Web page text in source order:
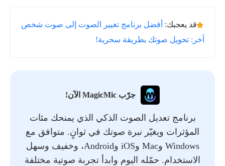
قد يعجبك: أفضل برنامج تغيير الصوت إلى صوت شخص
آخر: تحويل صوتك بطريقة سحرية!
جرّب MagicMic الآن!
برنامج تعديل الصوت الذكي الذي يمنحك مئات
المؤثرات ويغيّر نبرة صوتك في ثوانٍ. متوافق مع
Windows وMac وiOS وAndroid، وخفيف وسهل
الاستخدام. حمّله اليوم وابدأ تجربة صوتية مختلفة